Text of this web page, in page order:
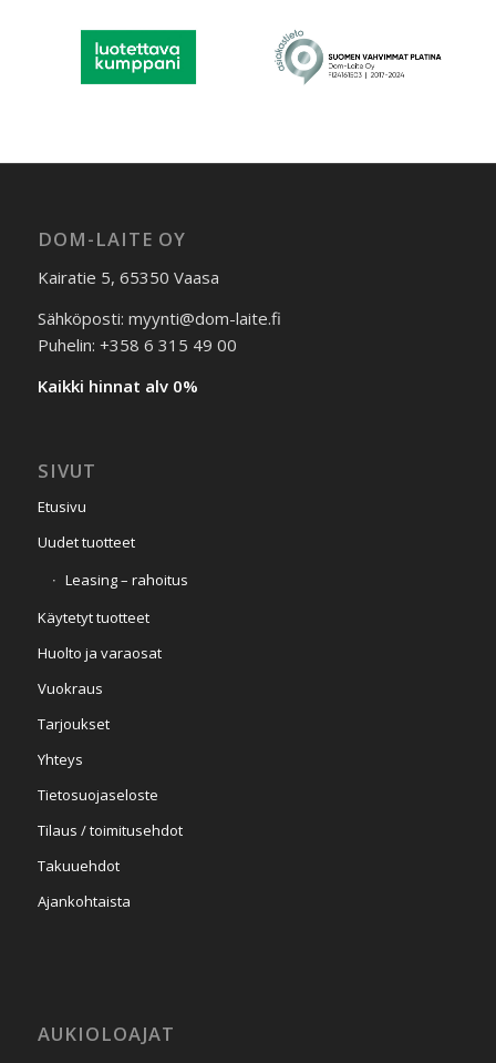
DOM-LAITE OY
Kairatie 5, 65350 Vaasa
Sähköposti: myynti@dom-laite.fi
Puhelin: +358 6 315 49 00
Kaikki hinnat alv 0%
SIVUT
Etusivu
Uudet tuotteet
Leasing – rahoitus
Käytetyt tuotteet
Huolto ja varaosat
Vuokraus
Tarjoukset
Yhteys
Tietosuojaseloste
Tilaus / toimitusehdot
Takuuehdot
Ajankohtaista
AUKIOLOAJAT